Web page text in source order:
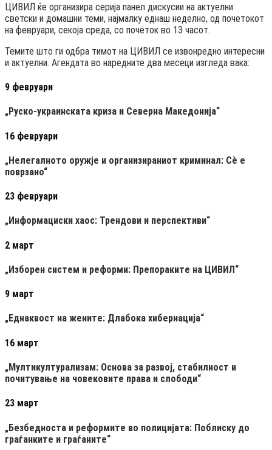
ЦИВИЛ ќе организира серија панел дискусии на актуелни
светски и домашни теми, најмалку еднаш неделно, од почетокот
на февруари, секоја среда, со почеток во 13 часот.
Темите што ги одбра тимот на ЦИВИЛ се извонредно интересни
и актуелни. Агендата во наредните два месеци изгледа вака:
9 февруари
„Руско-украинската криза и Северна Македонија“
16 февруари
„Нелегалното оружје и организираниот криминал: Сè е
поврзано“
23 февруари
„Информациски хаос: Трендови и перспективи“
2 март
„Изборен систем и реформи: Препораките на ЦИВИЛ“
9 март
„Еднаквост на жените: Длабока хибернација“
16 март
„Мултикултурализам: Основа за развој, стабилност и
почитување на човековите права и слободи“
23 март
„Безбедноста и реформите во полицијата: Поблиску до
граѓанките и граѓаните“